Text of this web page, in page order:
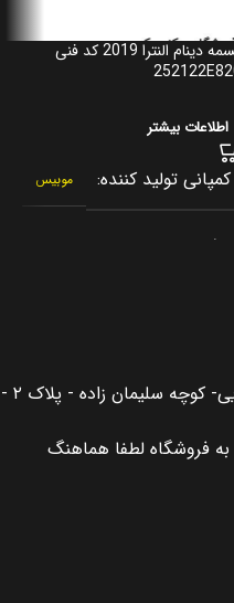
تسمه دینام النترا 2019 کد فنی
اطلاعات بیشتر
کمپانی تولید کننده موبیس
برند
مناسب برای النترا Elantra
تهران - خیابان ملت - کوچه قدیم نوایی- کوچه سلیمان زاده - پلاک ۲ -
فروشگاه لطفا هماهنگ